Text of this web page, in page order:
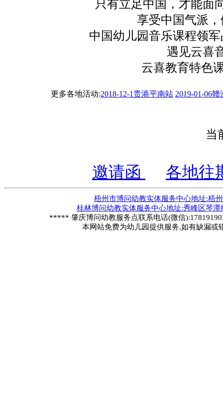
只有立足中国，才能面
享受中国气派，
中国幼儿园音乐课程领军
遇见云喜音
云喜教育特色课
更多各地活动:2018-12-1贵港平南站 2019-01-06
当
邀请函 各地往
梧州市博问幼教实体服务中心地址:梧
桂林博问幼教实体服务中心地址:秀峰区琴
***** 肇庆博问幼教服务点联系电话(微信
本网站免费为幼儿园提供服务,如有缺漏或